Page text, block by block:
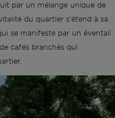
par un mélange unique de
du quartier s'étend à sa
se manifeste par un éventail
cafés branchés qui